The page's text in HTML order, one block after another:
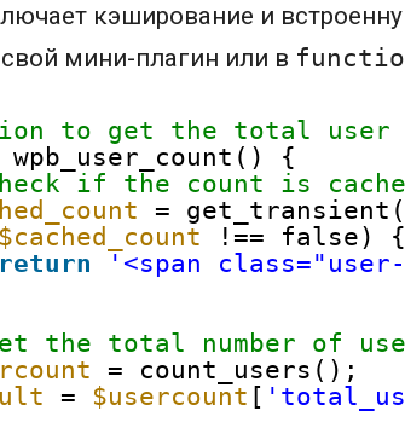
кэширование и
мини-плагин или в
to get the total user
wpb_user_count() {
if the count is
= get_transient(
$cached_count
!== false) {
return
'<span
the total number of
= count_users();
= $usercount [